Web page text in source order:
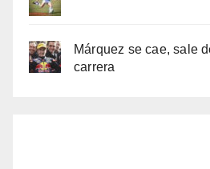
Márquez se cae, sale
carrera